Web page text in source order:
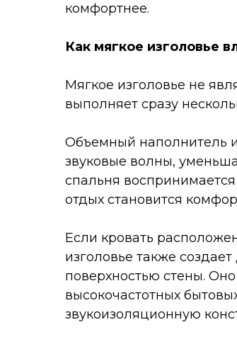
комфортнее.
Как мягкое изголовье
Мягкое изголовье не
выполняет сразу
Объемный наполнитель
звуковые волны,
спальня
отдых становится
Если кровать
изголовье также
поверхностью стены.
высокочастотных
звукоизоляционную